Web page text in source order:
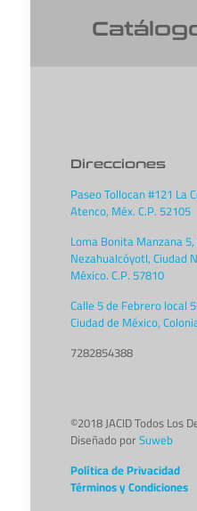
Direcciones
Paseo Tollocan #121 La
Atenco, Méx. C.P. 52105
Loma Bonita Manzana
Nezahualcóyotl, Ciudad
México. C.P. 57810
Calle 5 de Febrero local
Ciudad de México,
7282854388
©2018 JACID Todos Los
Diseñado porSuweb
Política de Privacidad
Términos y Condiciones